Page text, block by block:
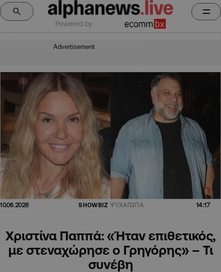
Powered by:
Advertisement
10.06.2026 SHOWBIZ ΨΥΧΑΓΩΓΙΑ 14:17
Χριστίνα Παππά: «Ήταν επιθετικός,
με στεναχώρησε ο Γρηγόρης» – Τι
συνέβη